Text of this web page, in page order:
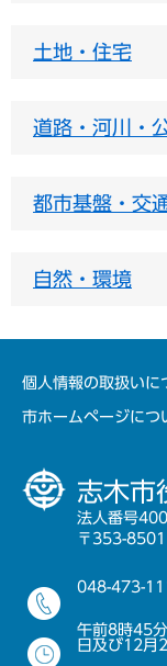
土地・住宅
道路・河川・
都市基盤・交
自然・環境
個人情報の取扱いに
市ホームページにつ
志木市
法人番号
〒353-
048-473-
午前8時45
日及び12月